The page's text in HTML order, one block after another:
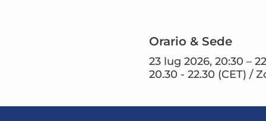
Orario & Sede
23 lug 2026, 20:30 –
20.30 - 22.30 (CET) /